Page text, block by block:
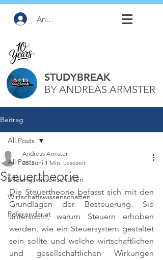
Anmelden
STUDYBREAK
BY ANDREAS ARMSTER
Beitrag
All Posts
Bildungswissenschaften
Wirtschaftswissenschaften
Referendariat
All Posts
Steuertheorie
Andreas Armster
23. Juni 1 Min. Lesezeit
Die Steuertheorie befasst sich mit den
Grundlagen der Besteuerung. Sie
untersucht, warum Steuern erhoben
werden, wie ein Steuersystem gestaltet
sein sollte und welche wirtschaftlichen
und gesellschaftlichen Wirkungen